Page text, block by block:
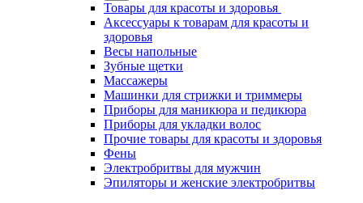
Товары для красоты и здоровья
Аксессуары к товарам для красоты и
здоровья
Весы напольные
Зубные щетки
Массажеры
Машинки для стрижки и триммеры
Приборы для маникюра и педикюра
Приборы для укладки волос
Прочие товары для красоты и здоровья
Фены
Электробритвы для мужчин
Эпиляторы и женские электробритвы